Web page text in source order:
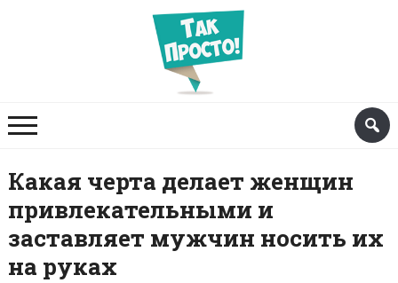
Какая черта делает женщин
привлекательными и
заставляет мужчин носить их
на руках